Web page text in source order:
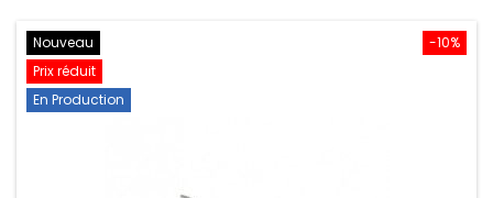
-10%
Nouveau
Prix réduit
En Production